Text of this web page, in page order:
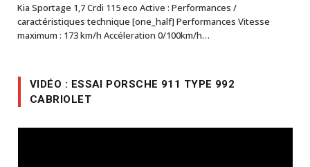
Kia Sportage 1,7 Crdi 115 eco Active : Performances /
caractéristiques technique [one_half] Performances Vitesse
maximum : 173 km/h Accéleration 0/100km/h…
VIDÉO : ESSAI PORSCHE 911 TYPE 992
CABRIOLET